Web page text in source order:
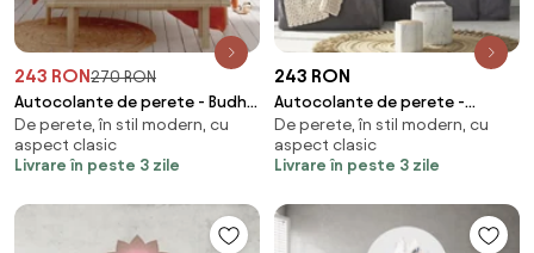
243 RON270 RON
Autocolante de perete - Budha
cu inscripție
De perete, în stil modern, cu
aspect clasic
Livrare în peste 3 zile
243 RON
Autocolante de perete -
Mandala maro - violet
De perete, în stil modern, cu
aspect clasic
Livrare în peste 3 zile